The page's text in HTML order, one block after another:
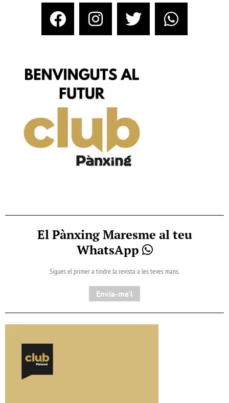
El Pànxing Maresme al teu
WhatsApp
Sigues el primer a tindre la revista a les teves mans.
Envia-me'l